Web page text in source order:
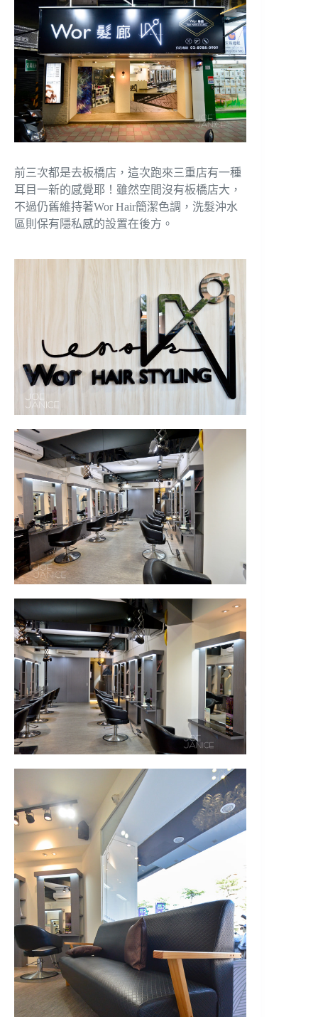
前三次都是去板橋店，這次跑來三重店有一種
耳目一新的感覺耶！雖然空間沒有板橋店大，
不過仍舊維持著Wor Hair簡潔色調，洗髮沖水
區則保有隱私感的設置在後方。